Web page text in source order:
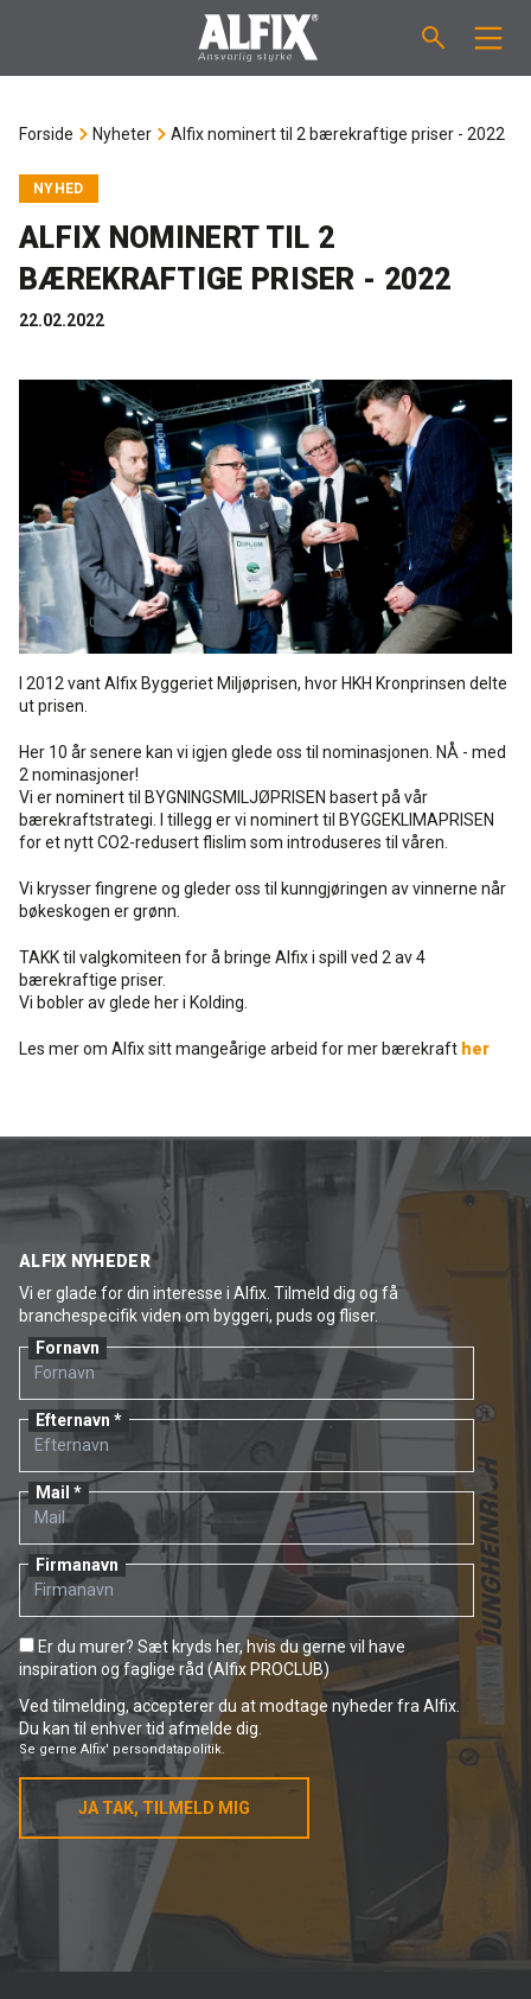
Støpemasse ”Mix”
Sparkelmasse "Mix"
Våtromsmembraner
Flislim "Fix"
Binder / Primer
Fugemasse
Rense- pleiemidler
Puss og fasademaling
Trinnlydsmembran
Spesialprodukter
Last ned
VEILEDNINGER
FORBRUKSKALKULATOR
OM ALFIX
Om Alfix
Bærekraftighet
Referenser
Kurs for proff'en
Historien Bag
Last ned
NYHETER
KONTAKT
Ansatte
Tekniske spørgsmål
Forhandlere
NO
DK
SE
Forside Nyheter Alfix nominert til 2 bærekraftige priser - 2022
NYHED
ALFIX NOMINERT TIL 2
BÆREKRAFTIGE PRISER - 2022
22.02.2022
I 2012 vant Alfix Byggeriet Miljøprisen, hvor HKH Kronprinsen delte
ut prisen.
Her 10 år senere kan vi igjen glede oss til nominasjonen. NÅ - med
2 nominasjoner!
Vi er nominert til BYGNINGSMILJØPRISEN basert på vår
bærekraftstrategi. I tillegg er vi nominert til BYGGEKLIMAPRISEN
for et nytt CO2-redusert flislim som introduseres til våren.
Vi krysser fingrene og gleder oss til kunngjøringen av vinnerne når
bøkeskogen er grønn.
TAKK til valgkomiteen for å bringe Alfix i spill ved 2 av 4
bærekraftige priser.
Vi bobler av glede her i Kolding.
Les mer om Alfix sitt mangeårige arbeid for mer bærekraft her
ALFIX NYHEDER
Vi er glade for din interesse i Alfix. Tilmeld dig og få
branchespecifik viden om byggeri, puds og fliser.
Fornavn
Efternavn
Mail
Firmanavn
Er du murer? Sæt kryds her, hvis du gerne vil have
inspiration og faglige råd (Alfix PROCLUB)
Ved tilmelding, accepterer du at modtage nyheder fra Alfix.
Du kan til enhver tid afmelde dig.
Se gerneAlfix' persondatapolitik.
JA TAK, TILMELD MIG